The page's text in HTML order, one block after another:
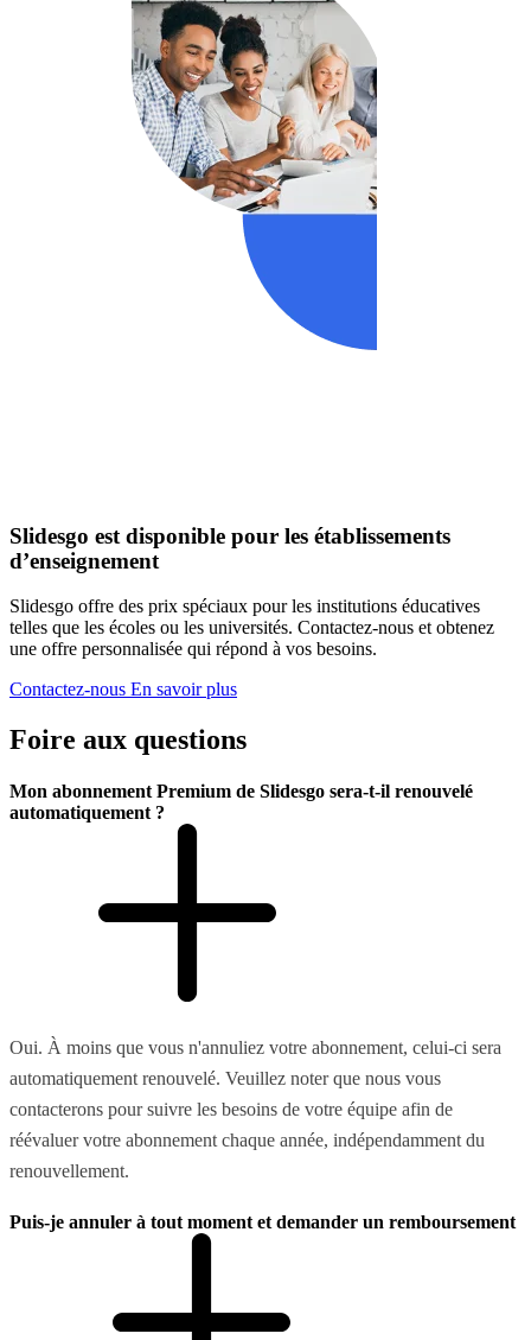
Slidesgo est disponible pour les établissements
d’enseignement
Slidesgo offre des prix spéciaux pour les institutions éducatives
telles que les écoles ou les universités. Contactez-nous et obtenez
une offre personnalisée qui répond à vos besoins.
Contactez-nous En savoir plus
Foire aux questions
Mon abonnement Premium de Slidesgo sera-t-il renouvelé
automatiquement ?
Oui. À moins que vous n'annuliez votre abonnement, celui-ci sera
automatiquement renouvelé. Veuillez noter que nous vous
contacterons pour suivre les besoins de votre équipe afin de
réévaluer votre abonnement chaque année, indépendamment du
renouvellement.
Puis-je annuler à tout moment et demander un remboursement